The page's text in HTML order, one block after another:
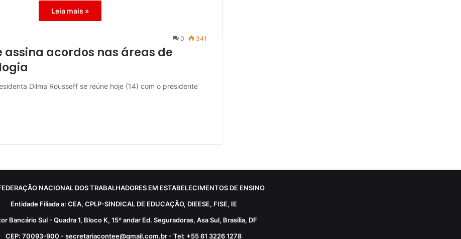
Leia mais »
0 341
assina acordos nas áreas de
Dilma Rousseff se reúne hoje (14) com o presidente
NACIONAL DOS TRABALHADORES EM ESTABELECIMENTOS DE ENSINO
Entidade Filiada a: CEA, CPLP-SINDICAL DE EDUCAÇÃO, DIEESE, FISE, IE
Bancário Sul - Quadra 1, Bloco K, 15º andar Ed. Seguradoras, Asa Sul, Brasília, DF
CEP: 70093-900 - secretariacontee@gmail.com.br - Tel: +55 61 3226 1278